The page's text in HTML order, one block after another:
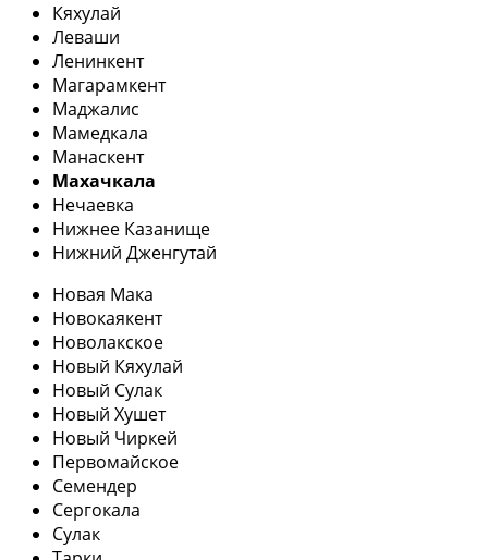
Кяхулай
Леваши
Ленинкент
Магарамкент
Маджалис
Мамедкала
Манаскент
Махачкала
Нечаевка
Нижнее Казанище
Нижний Дженгутай
Новая Мака
Новокаякент
Новолакское
Новый Кяхулай
Новый Сулак
Новый Хушет
Новый Чиркей
Первомайское
Семендер
Сергокала
Сулак